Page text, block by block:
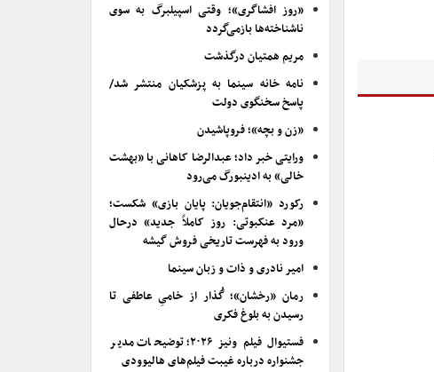
«روز افشاگری»؛ وقتی اسپیلبرگ به سوی
ناشناخته‌ها بازمی‌گردد
مریم همتیان درگذشت
نامه خانه سینما به پزشکیان منتشر شد/
پاسخ سخنگوی دولت
«زن و بچه»؛ فروپاشیدن
ورایتی خبر داد؛ عبدالرضا کاهانی با «بهشت
خالی» به ادینبورگ می‌رود
رکورد «انتقام‌جویان: پایان بازی» شکست؛
«مرد عنکبوتی: روز کاملاً جدید» درحال
ورود به فهرست تاریخی فروش گیشه
امیر نادری و ذات و زبان سینما
رمان «رخشان»؛ گُذار از خامیِ عاطفی تا
رسیدن به بلوغ فکری
فستیوال فیلم ونیز ۲۰۲۶؛ توضیحات مدیر
جشنواره درباره غیبت فیلم‌های هالیوودی